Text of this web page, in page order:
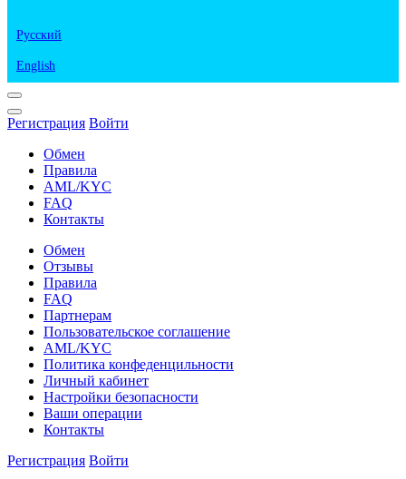
Русский
English
Регистрация Войти
Обмен
Правила
AML/KYC
FAQ
Контакты
Обмен
Отзывы
Правила
FAQ
Партнерам
Пользовательское соглашение
AML/KYC
Политика конфеденцильности
Личный кабинет
Настройки безопасности
Ваши операции
Контакты
Регистрация Войти